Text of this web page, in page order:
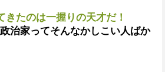
きたのは一握りの天才だ！
治家ってそんなかしこい人ばか